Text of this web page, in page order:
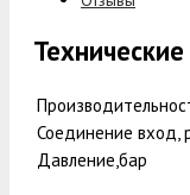
Соединение вход,
Давление,бар